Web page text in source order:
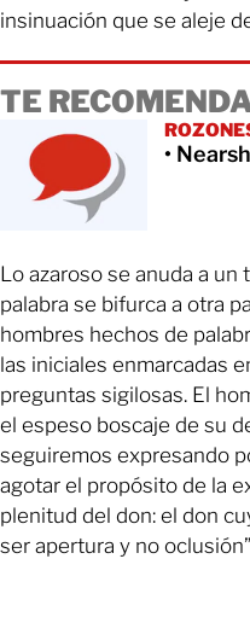
insinuación que se aleje
TE
•
Lo azaroso se anuda a
palabra se bifurca a otra
hombres hechos de
las iniciales enmarcadas
preguntas sigilosas. El
el espeso boscaje de su
seguiremos expresando
agotar el propósito de la
plenitud del don: el don
ser apertura y no